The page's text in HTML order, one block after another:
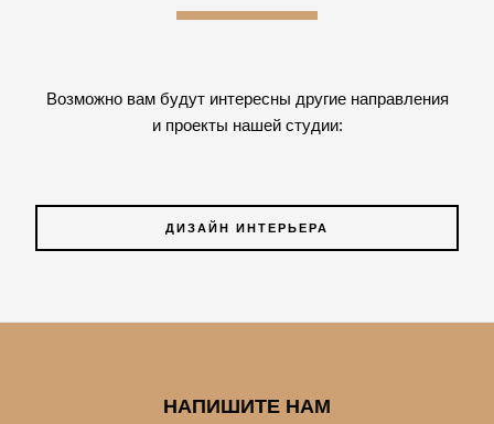
Возможно вам будут интересны другие направления
и проекты нашей студии:
ДИЗАЙН ИНТЕРЬЕРА
НАПИШИТЕ НАМ